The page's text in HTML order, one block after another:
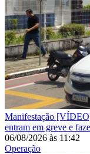
Manifestação
entram em greve e
06/08/2026 às 11:42
Operação